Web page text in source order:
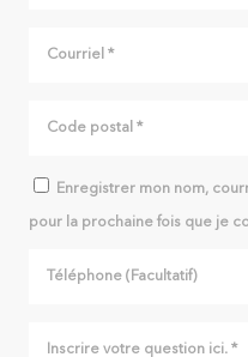
Enregistrer mon nom,
pour la prochaine fois que je